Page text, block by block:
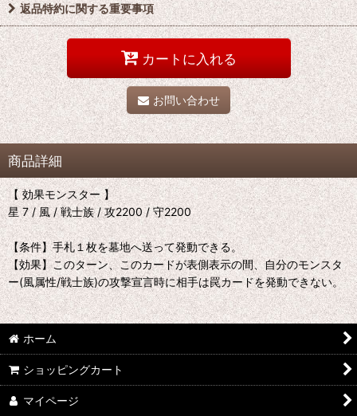
返品特約に関する重要事項
カートに入れる
お問い合わせ
商品詳細
【 効果モンスター 】
星 7 / 風 / 戦士族 / 攻2200 / 守2200
【条件】手札１枚を墓地へ送って発動できる。
【効果】このターン、このカードが表側表示の間、自分のモンスタ
ー(風属性/戦士族)の攻撃宣言時に相手は罠カードを発動できない。
ホーム
ショッピングカート
マイページ